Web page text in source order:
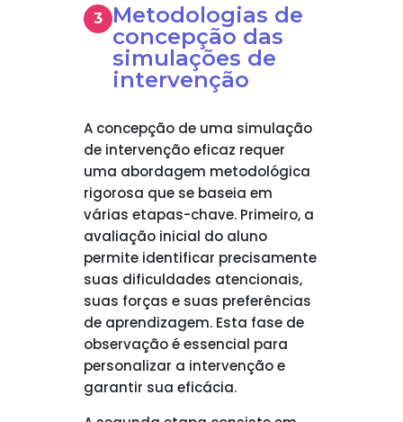
Metodologias de
concepção das
simulações de
intervenção
A concepção de uma simulação
de intervenção eficaz requer
uma abordagem metodológica
rigorosa que se baseia em
várias etapas-chave. Primeiro, a
avaliação inicial do aluno
permite identificar precisamente
suas dificuldades atencionais,
suas forças e suas preferências
de aprendizagem. Esta fase de
observação é essencial para
personalizar a intervenção e
garantir sua eficácia.